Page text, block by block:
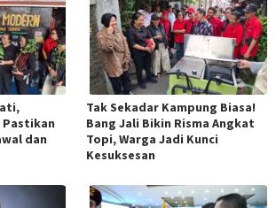
dan
Tak Sekadar Kampung Biasa!
Bang Jali Bikin Risma Angkat
Topi, Warga Jadi Kunci
Kesuksesan